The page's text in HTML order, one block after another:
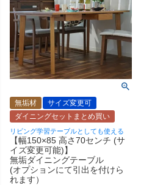
無垢材
サイズ変更可
ダイニングセットまとめ買い
リビング学習テーブルとしても使える
【幅150×85 高さ70センチ (サ
イズ変更可能)】
無垢ダイニングテーブル
(オプションにて引出を付けら
れます）